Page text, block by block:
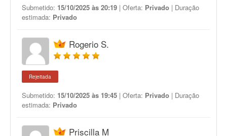
Submetido: 15/10/2025 às 20:19 | Oferta: Privado | Duração
estimada: Privado
Rogerio S.
Rejeitada
Submetido: 15/10/2025 às 19:45 | Oferta: Privado | Duração
estimada: Privado
Priscilla M